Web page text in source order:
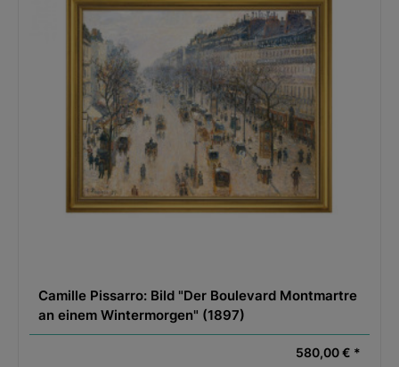
Camille Pissarro: Bild "Der Boulevard Montmartre
an einem Wintermorgen" (1897)
580,00 € *